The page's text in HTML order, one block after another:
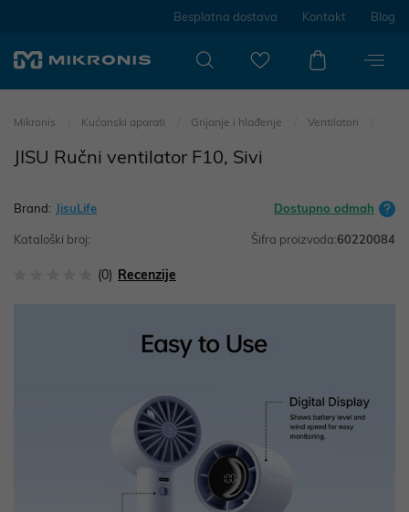
Besplatna dostava Kontakt Blog
Mikronis Kućanski aparati Grijanje i hlađenje Ventilatori
JISU Ručni ventilator F10, Sivi
Brand: JisuLife Dostupno odmah
Kataloški broj: Šifra proizvoda:60220084
(0) Recenzije